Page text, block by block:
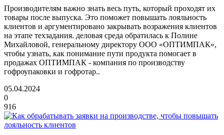
Производителям важно знать весь путь, который проходят их
товары после выпуска. Это поможет повышать лояльность
клиентов и аргументировано закрывать возражения клиентов
на этапе техзадания. деловая среда обратилась к Полине
Михайловой, генеральному директору ООО «ОПТИМПАК»,
чтобы узнать, как понимание пути продукта помогает в
продажах ОПТИМПАК - компания по производству
гофроупаковки и гофротар..
05.04.2024
0
916